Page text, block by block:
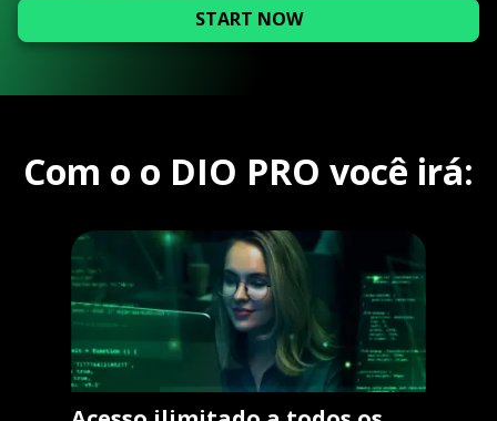
START NOW
Com o o DIO PRO você irá: